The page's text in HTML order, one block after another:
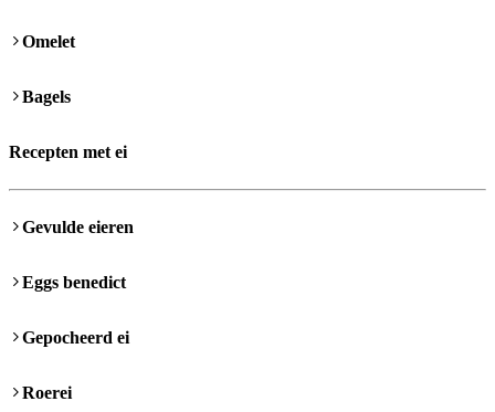
Omelet
Bagels
Recepten met ei
Gevulde eieren
Eggs benedict
Gepocheerd ei
Roerei